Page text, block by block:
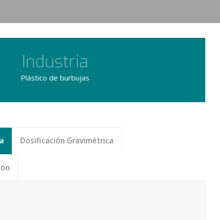
Industria
Plástico de burbujas
Dosificación Gravimétrica